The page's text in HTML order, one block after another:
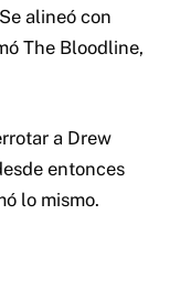
alineó con
The Bloodline,
a Drew
entonces
lo mismo.